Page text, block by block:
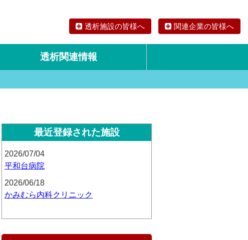
透析施設の皆様へ 関連企業の皆様へ
透析関連情報
最近登録された施設
2026/07/04
平和台病院
2026/06/18
かみむら内科クリニック